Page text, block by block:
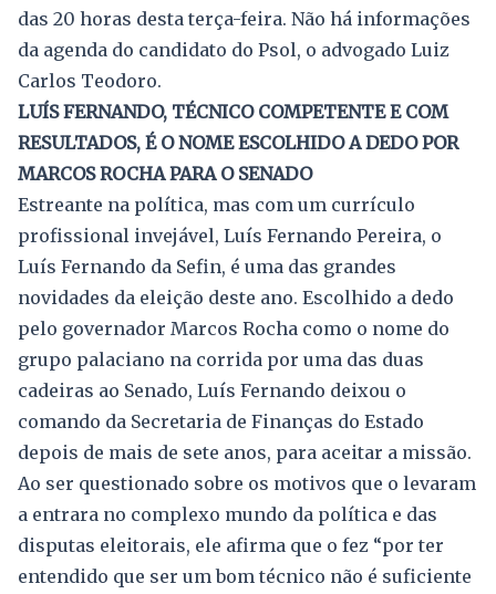
das 20 horas desta terça-feira. Não há informações
da agenda do candidato do Psol, o advogado Luiz
Carlos Teodoro.
LUÍS FERNANDO, TÉCNICO COMPETENTE E COM
RESULTADOS, É O NOME ESCOLHIDO A DEDO POR
MARCOS ROCHA PARA O SENADO
Estreante na política, mas com um currículo
profissional invejável, Luís Fernando Pereira, o
Luís Fernando da Sefin, é uma das grandes
novidades da eleição deste ano. Escolhido a dedo
pelo governador Marcos Rocha como o nome do
grupo palaciano na corrida por uma das duas
cadeiras ao Senado, Luís Fernando deixou o
comando da Secretaria de Finanças do Estado
depois de mais de sete anos, para aceitar a missão.
Ao ser questionado sobre os motivos que o levaram
a entrara no complexo mundo da política e das
disputas eleitorais, ele afirma que o fez “por ter
entendido que ser um bom técnico não é suficiente